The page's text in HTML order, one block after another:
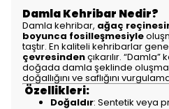
Damla Kehribar Nedir?
Damla kehribar, ağaç
boyunca fosilleşmesiyle
taştır. En kaliteli kehribarlar
çevresindençıkarılır.
doğada damla şeklinde
doğallığını ve saflığını
Özellikleri:
Doğaldır: Sentetik veya